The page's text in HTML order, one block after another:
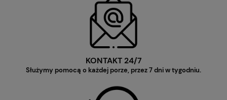
KONTAKT 24/7
Służymy pomocą o każdej porze, przez 7 dni w tygodniu.